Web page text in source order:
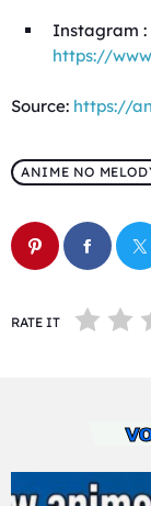
Instagram :
https://
Source: https://
ANIME NO
RATE IT